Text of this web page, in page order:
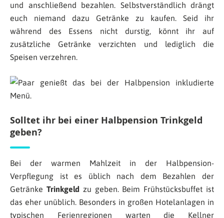
und anschließend bezahlen. Selbstverständlich drängt
euch niemand dazu Getränke zu kaufen. Seid ihr
während des Essens nicht durstig, könnt ihr auf
zusätzliche Getränke verzichten und lediglich die
Speisen verzehren.
Solltet ihr bei einer Halbpension Trinkgeld
geben?
Bei der warmen Mahlzeit in der Halbpension-
Verpflegung ist es üblich nach dem Bezahlen der
Getränke Trinkgeld
zu geben. Beim Frühstücksbuffet ist
das eher unüblich. Besonders in großen Hotelanlagen in
typischen Ferienregionen warten die Kellner